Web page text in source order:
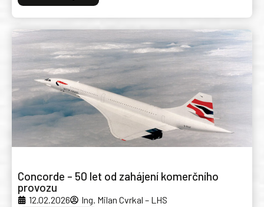
Concorde – 50 let od zahájení komerčního
provozu
12.02.2026
Ing. Milan Cvrkal – LHS